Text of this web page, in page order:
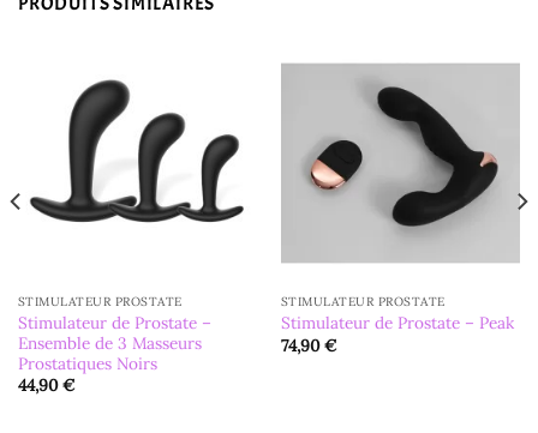
STIMULATEUR PROSTATE
Stimulateur de Prostate –
Ensemble de 3 Masseurs
Prostatiques Noirs
44,90€
STIMULATEUR PROSTATE
Stimulateur de Prostate – Peak
74,90€